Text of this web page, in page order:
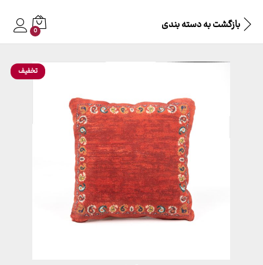
بازگشت بهدسته بندی 0
تخفیف